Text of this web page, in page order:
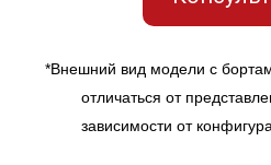
*Внешний вид модели с
отличаться от
зависимости от